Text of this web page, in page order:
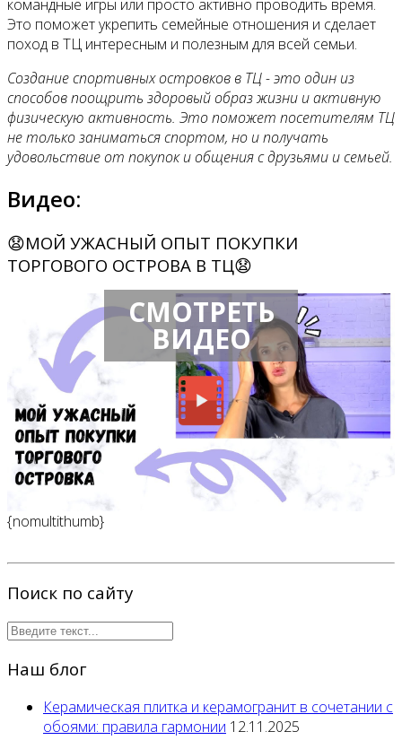
командные игры или просто активно проводить время.
Это поможет укрепить семейные отношения и сделает
поход в ТЦ интересным и полезным для всей семьи.
Создание спортивных островков в ТЦ - это один из
способов поощрить здоровый образ жизни и активную
физическую активность. Это поможет посетителям ТЦ
не только заниматься спортом, но и получать
удовольствие от покупок и общения с друзьями и семьей.
Видео:
😧МОЙ УЖАСНЫЙ ОПЫТ ПОКУПКИ
ТОРГОВОГО ОСТРОВА В ТЦ😧
СМОТРЕТЬ
ВИДЕО
{nomultithumb}
Поиск по сайту
Наш блог
Керамическая плитка и керамогранит в сочетании с
обоями: правила гармонии 12.11.2025